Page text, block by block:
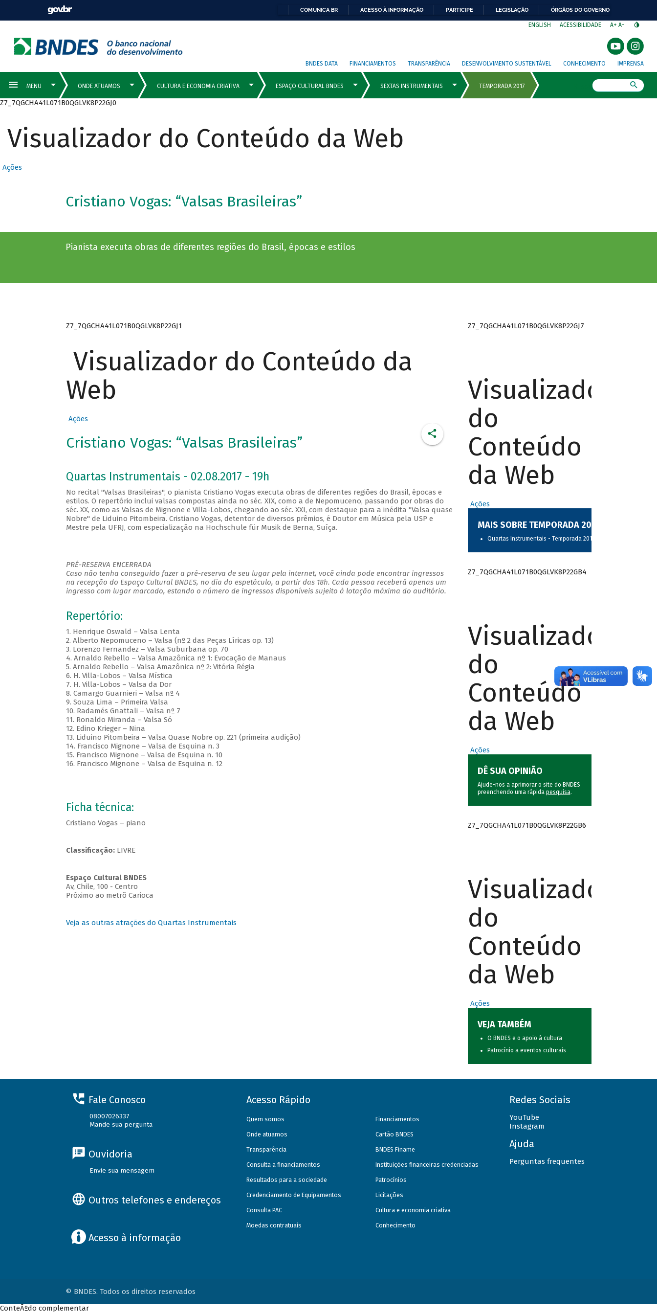
COMUNICA BR ACESSO À INFORMAÇÃO PARTICIPE LEGISLAÇÃO ÓRGÃOS DO GOVERNO
ENGLISH ACESSIBILIDADE A+ A-
BNDES DATA FINANCIAMENTOS TRANSPARÊNCIA DESENVOLVIMENTO SUSTENTÁVEL CONHECIMENTO IMPRENSA
Z7_7QGCHA41L071B0QGLVK8P22GJ0
Visualizador do Conteúdo da Web
Ações
Cristiano Vogas: “Valsas Brasileiras”
Pianista executa obras de diferentes regiões do Brasil, épocas e estilos
Z7_7QGCHA41L071B0QGLVK8P22GJ1
Visualizador do Conteúdo da
Web
Ações
Cristiano Vogas: “Valsas Brasileiras”
Quartas Instrumentais - 02.08.2017 - 19h
No recital "Valsas Brasileiras", o pianista Cristiano Vogas executa obras de diferentes regiões do Brasil, épocas e
estilos. O repertório inclui valsas compostas ainda no séc. XIX, como a de Nepomuceno, passando por obras do
séc. XX, como as Valsas de Mignone e Villa-Lobos, chegando ao séc. XXI, com destaque para a inédita "Valsa quase
Nobre" de Liduino Pitombeira. Cristiano Vogas, detentor de diversos prêmios, é Doutor em Música pela USP e
Mestre pela UFRJ, com especialização na Hochschule für Musik de Berna, Suíça.
PRÉ-RESERVA ENCERRADA
Caso não tenha conseguido fazer a pré-reserva de seu lugar pela internet, você ainda pode encontrar ingressos
na recepção do Espaço Cultural BNDES, no dia do espetáculo, a partir das 18h. Cada pessoa receberá apenas um
ingresso com lugar marcado, estando o número de ingressos disponíveis sujeito à lotação máxima do auditório.
Repertório:
1. Henrique Oswald – Valsa Lenta
2. Alberto Nepomuceno – Valsa (nº 2 das Peças Líricas op. 13)
3. Lorenzo Fernandez – Valsa Suburbana op. 70
4. Arnaldo Rebello – Valsa Amazônica nº 1: Evocação de Manaus
5. Arnaldo Rebello – Valsa Amazônica nº 2: Vitória Régia
6. H. Villa-Lobos – Valsa Mística
7. H. Villa-Lobos – Valsa da Dor
8. Camargo Guarnieri – Valsa nº 4
9. Souza Lima – Primeira Valsa
10. Radamés Gnattali – Valsa nº 7
11. Ronaldo Miranda – Valsa Só
12. Edino Krieger – Nina
13. Liduino Pitombeira – Valsa Quase Nobre op. 221 (primeira audição)
14. Francisco Mignone – Valsa de Esquina n. 3
15. Francisco Mignone – Valsa de Esquina n. 10
16. Francisco Mignone – Valsa de Esquina n. 12
Ficha técnica:
Cristiano Vogas – piano
Classificação:LIVRE
Espaço Cultural BNDES
Av, Chile, 100 - Centro
Próximo ao metrô Carioca
Veja as outras atrações do Quartas Instrumentais
Z7_7QGCHA41L071B0QGLVK8P22GJ7
Visualizador
do
Conteúdo
da Web
Ações
MAIS SOBRE TEMPORADA 2017
Quartas Instrumentais - Temporada 2017
Z7_7QGCHA41L071B0QGLVK8P22GB4
Visualizador
do
Conteúdo
da Web
Ações
DÊ SUA OPINIÃO
Ajude-nos a aprimorar o site do BNDES
preenchendo uma rápida pesquisa.
Z7_7QGCHA41L071B0QGLVK8P22GB6
Visualizador
do
Conteúdo
da Web
Ações
VEJA TAMBÉM
O BNDES e o apoio à cultura
Patrocínio a eventos culturais
Fale Conosco
08007026337
Mande sua pergunta
Ouvidoria
Envie sua mensagem
Outros telefones e endereços
Acesso à informação
Acesso Rápido
Quem somos
Onde atuamos
Transparência
Consulta a financiamentos
Resultados para a sociedade
Credenciamento de Equipamentos
Consulta PAC
Moedas contratuais
Financiamentos
Cartão BNDES
BNDES Finame
Instituições financeiras credenciadas
Patrocínios
Licitações
Cultura e economia criativa
Conhecimento
Redes Sociais
YouTube
Instagram
Ajuda
Perguntas frequentes
© BNDES. Todos os direitos reservados
ConteÃºdo complementar